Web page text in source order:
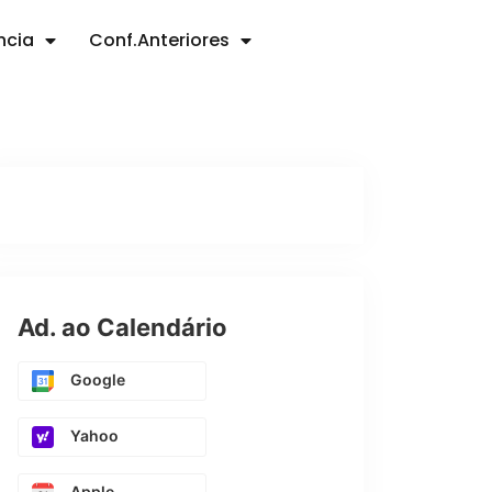
Conf.Anteriores
Ad. ao Calendário
Google
Yahoo